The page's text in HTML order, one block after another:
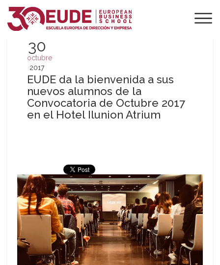
30
octubre
2017
EUDE da la bienvenida a sus
nuevos alumnos de la
Convocatoria de Octubre 2017
en el Hotel Ilunion Atrium